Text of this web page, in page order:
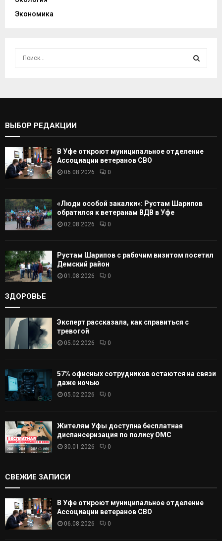
Экономика
С
А
ВЫБОР РЕДАКЦИИ
В Уфе откроют муниципальное отделение
Ассоциации ветеранов СВО
06.08.2026 0
«Люди особой закалки»: Рустам Шарипов
обратился к ветеранам ВДВ в Уфе
02.08.2026 0
Рустам Шарипов с рабочим визитом посетил
Демский район
01.08.2026 0
ЗДОРОВЬЕ
Эксперт рассказала, как справиться с
тревогой
05.02.2026 0
57% офисных сотрудников остаются на связи
даже ночью
05.02.2026 0
Жителям Уфы доступна бесплатная
диспансеризация по полису ОМС
30.01.2026 0
СВЕЖИЕ ЗАПИСИ
В Уфе откроют муниципальное отделение
Ассоциации ветеранов СВО
06.08.2026 0